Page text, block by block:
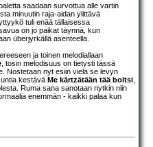
saadaan survottua alle vartin
minuutin raja-aidan ylittävä
tuli enää tällaisessa
on jo paikat täynnä, kun
überjyrkällä asenteella.
ja toinen melodiallaan
, tosin melodisuus on tietysti tässä
Nostetaan nyt esiin vielä se levyn
kestävä Me kärtzätään tää boltsi
Ruma sana sanotaan nytkin niin
enemmän - kaikki palaa kun